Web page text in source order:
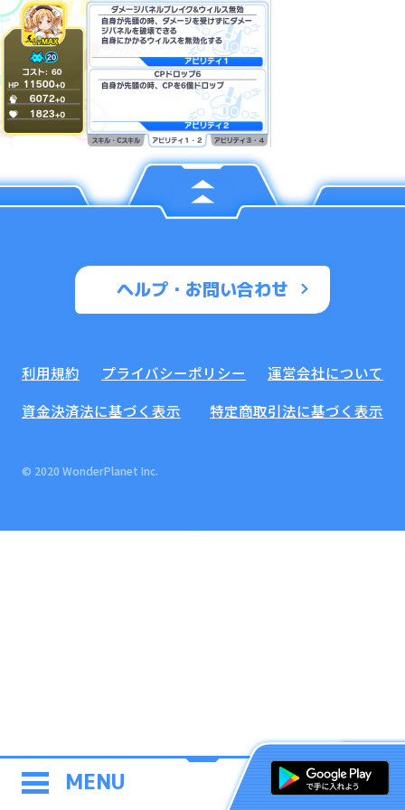
MENU
ヘルプ・お問い合わせ
利用規約 プライバシーポリシー
運営会社について
資金決済法に基づく表示
特定商取引法に基づく表示
© 2020 WonderPlanet Inc.